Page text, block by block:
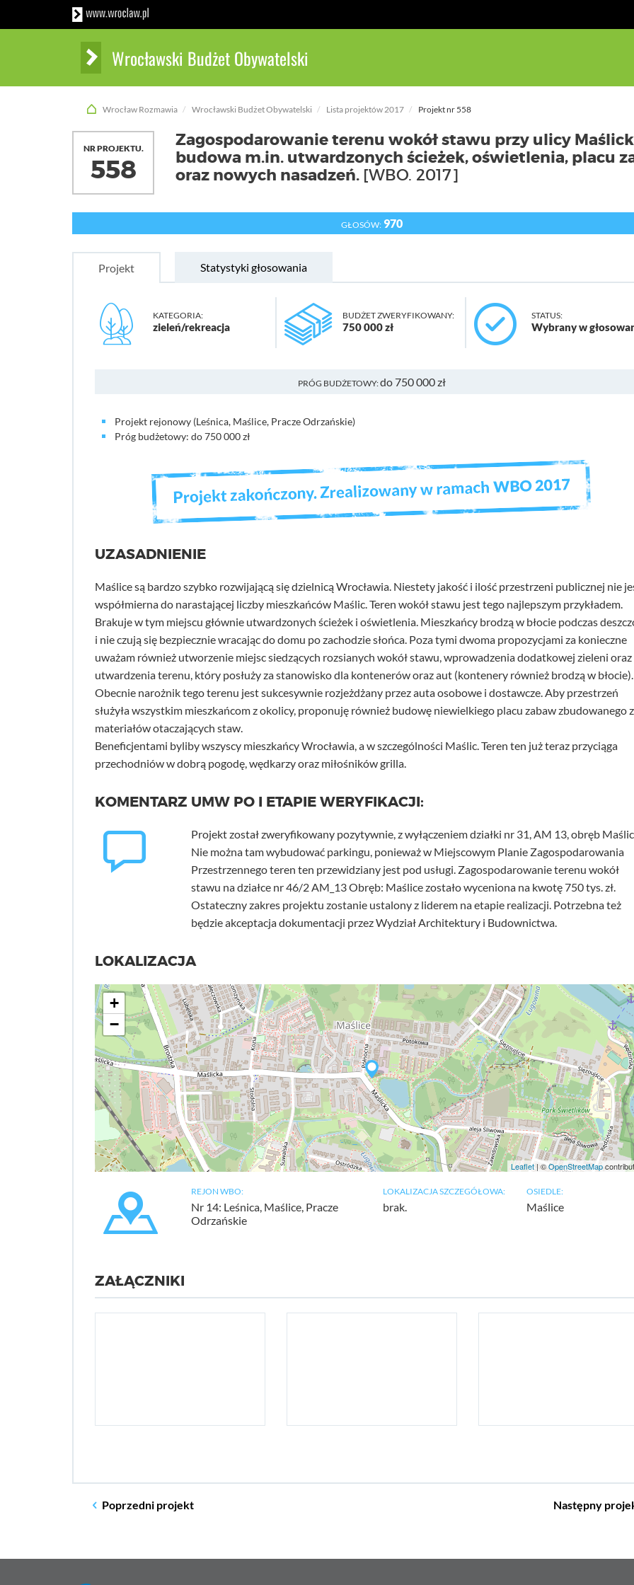
Wrocławski Budżet Obywatelski
Wrocław Rozmawia Wrocławski Budżet Obywatelski Lista projektów 2017 Projekt nr 558
NR PROJEKTU.
558
Zagospodarowanie terenu wokół stawu przy ulicy
budowa m.in. utwardzonych ścieżek, oświetlenia, placu
oraz nowych nasadzeń. [WBO. 2017]
GŁOSÓW: 970
Projekt Statystyki głosowania
KATEGORIA:
zieleń/rekreacja
BUDŻET ZWERYFIKOWANY:
750 000 zł
STATUS:
Wybrany w
PRÓG BUDŻETOWY:do 750 000 zł
Projekt rejonowy (Leśnica, Maślice, Pracze Odrzańskie)
Próg budżetowy: do 750 000 zł
UZASADNIENIE
Maślice są bardzo szybko rozwijającą się dzielnicą Wrocławia. Niestety jakość i ilość przestrzeni publicznej nie
współmierna do narastającej liczby mieszkańców Maślic. Teren wokół stawu jest tego najlepszym przykładem.
Brakuje w tym miejscu głównie utwardzonych ścieżek i oświetlenia. Mieszkańcy brodzą w błocie podczas
i nie czują się bezpiecznie wracając do domu po zachodzie słońca. Poza tymi dwoma propozycjami za konieczne
uważam również utworzenie miejsc siedzących rozsianych wokół stawu, wprowadzenia dodatkowej zieleni oraz
utwardzenia terenu, który posłuży za stanowisko dla kontenerów oraz aut (kontenery również brodzą w błocie).
Obecnie narożnik tego terenu jest sukcesywnie rozjeżdżany przez auta osobowe i dostawcze. Aby przestrzeń
służyła wszystkim mieszkańcom z okolicy, proponuję również budowę niewielkiego placu zabaw zbudowanego z
materiałów otaczających staw.
Beneficjentami byliby wszyscy mieszkańcy Wrocławia, a w szczególności Maślic. Teren ten już teraz przyciąga
przechodniów w dobrą pogodę, wędkarzy oraz miłośników grilla.
KOMENTARZ UMW PO I ETAPIE WERYFIKACJI:
Projekt został zweryfikowany pozytywnie, z wyłączeniem działki nr 31, AM 13, obręb
Nie można tam wybudować parkingu, ponieważ w Miejscowym Planie Zagospodarowania
Przestrzennego teren ten przewidziany jest pod usługi. Zagospodarowanie terenu wokół
stawu na działce nr 46/2 AM_13 Obręb: Maślice zostało wyceniona na kwotę 750 tys. zł.
Ostateczny zakres projektu zostanie ustalony z liderem na etapie realizacji. Potrzebna też
będzie akceptacja dokumentacji przez Wydział Architektury i Budownictwa.
LOKALIZACJA
+
−
Leaflet| ©OpenStreetMap
REJON WBO:
Nr 14: Leśnica, Maślice, Pracze
Odrzańskie
LOKALIZACJA SZCZEGÓŁOWA:
brak.
OSIEDLE:
Maślice
ZAŁĄCZNIKI
Poprzedni projekt Następny